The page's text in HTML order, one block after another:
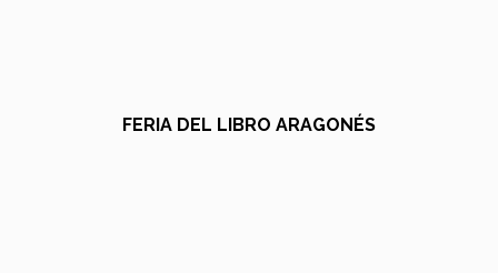
FERIA DEL LIBRO ARAGONÉS